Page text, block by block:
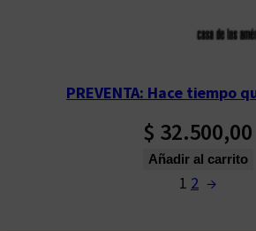
PREVENTA: Hace tiempo
$ 32.500,00
Añadir al carrito
1 2 →